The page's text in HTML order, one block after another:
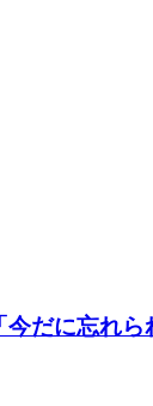
だに忘れら